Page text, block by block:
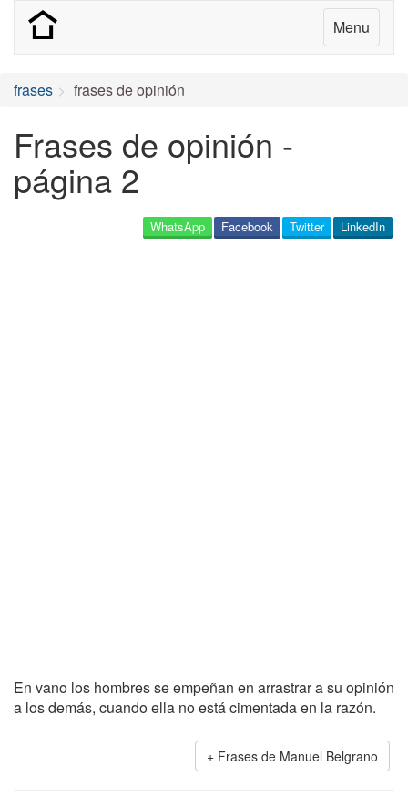
Menu
frases frases de opinión
Frases de opinión -
página 2
LinkedIn
Twitter
Facebook
WhatsApp
En vano los hombres se empeñan en arrastrar a su opinión
a los demás, cuando ella no está cimentada en la razón.
Frases de Manuel Belgrano